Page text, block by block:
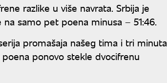
razlike u više navrata. Srbija je
samo pet poena minusa – 51:46.
promašaja našeg tima i tri minuta
ponovo stekle dvocifrenu